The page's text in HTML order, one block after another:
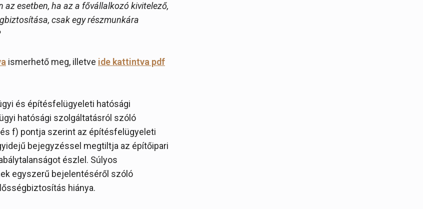
az esetben, ha az a fővállalkozó kivitelező,
csak egy részmunkára
ismerhető meg, illetve ide kattintva pdf
és építésfelügyeleti hatósági
hatósági szolgáltatásról szóló
f) pontja szerint az építésfelügyeleti
bejegyzéssel megtiltja az építőipari
észlel. Súlyos
egyszerű bejelentéséről szóló
hiánya.